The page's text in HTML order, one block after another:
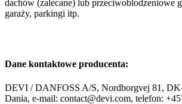
dachów (zalecane) lub przeciwoblodzeniowe
garaży, parkingi itp.
Dane kontaktowe producenta:
DEVI / DANFOSS A/S, Nordborgvej 81,
Dania, e-mail: contact@devi.com, telefon: